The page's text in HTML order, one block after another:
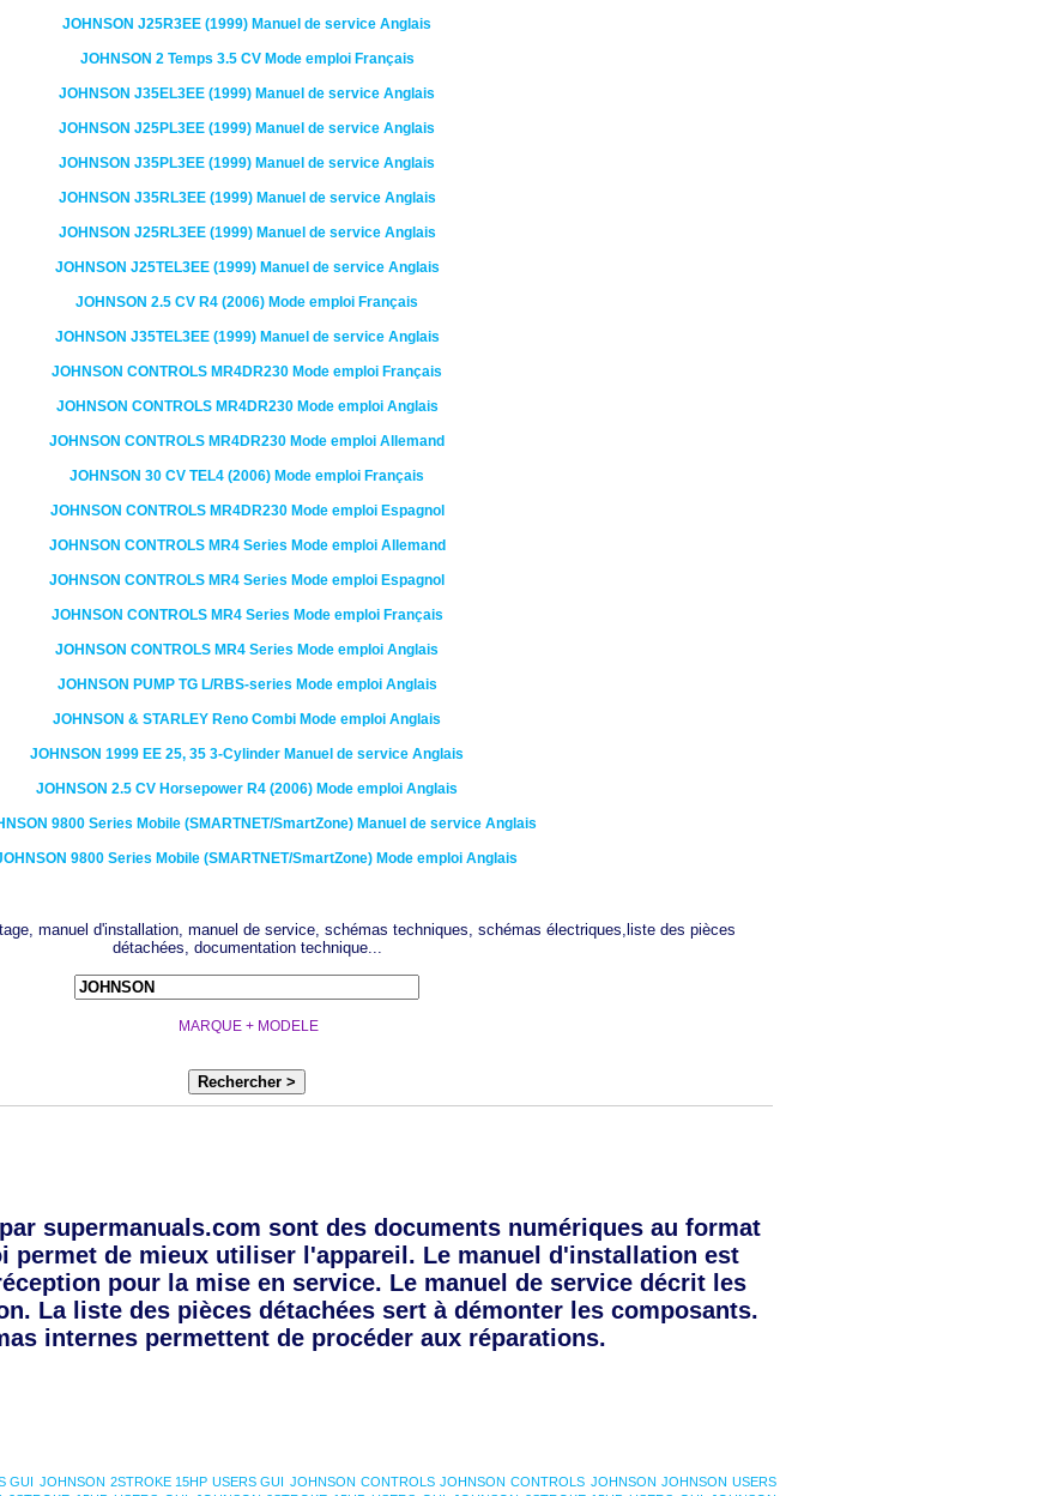
JOHNSON J25R3EE (1999) Manuel de service Anglais
JOHNSON 2 Temps 3.5 CVMode emploi Français
JOHNSON J35EL3EE (1999) Manuel de service Anglais
JOHNSON J25PL3EE (1999) Manuel de service Anglais
JOHNSON J35PL3EE (1999) Manuel de service Anglais
JOHNSON J35RL3EE (1999)Manuel de service Anglais
JOHNSON J25RL3EE (1999)Manuel de service Anglais
JOHNSON J25TEL3EE (1999)Manuel de service Anglais
JOHNSON 2.5 CV R4 (2006) Mode emploi Français
JOHNSON J35TEL3EE (1999)Manuel de service Anglais
JOHNSON CONTROLS MR4DR230 Mode emploi Français
JOHNSON CONTROLS MR4DR230Mode emploi Anglais
JOHNSON CONTROLS MR4DR230 Mode emploi Allemand
JOHNSON 30 CV TEL4 (2006) Mode emploi Français
JOHNSON CONTROLS MR4DR230Mode emploi Espagnol
JOHNSON CONTROLS MR4 Series Mode emploi Allemand
JOHNSON CONTROLS MR4 Series Mode emploi Espagnol
JOHNSON CONTROLS MR4 Series Mode emploi Français
JOHNSON CONTROLS MR4 Series Mode emploi Anglais
JOHNSON PUMP TG L/RBS-series Mode emploi Anglais
JOHNSON & STARLEY Reno Combi Mode emploi Anglais
JOHNSON 1999 EE 25, 35 3-Cylinder Manuel de service Anglais
JOHNSON 2.5 CV Horsepower R4 (2006) Mode emploi Anglais
9800 Series Mobile (SMARTNET/SmartZone)Manuel de service Anglais
9800 Series Mobile (SMARTNET/SmartZone)Mode emploi Anglais
manuel d'installation, manuel de service, schémas techniques, schémas électriques,liste des pièces
détachées, documentation technique...
MARQUE + MODELE
Rechercher >
supermanuals.com sont des documents numériques au format
permet de mieux utiliser l'appareil. Le manuel d'installation est
pour la mise en service. Le manuel de service décrit les
La liste des pièces détachées sert à démonter les composants.
internes permettent de procéder aux réparations.
GUI JOHNSON 2STROKE 15HP USERS GUI JOHNSON CONTROLS JOHNSON CONTROLS JOHNSON JOHNSON USERS